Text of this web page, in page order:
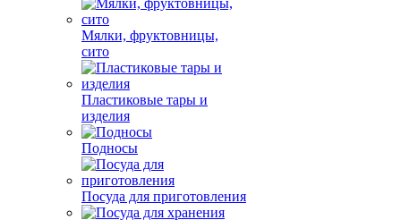
Мялки, фруктовницы,
сито
Пластиковые тары и
изделия
Подносы
Посуда для приготовления